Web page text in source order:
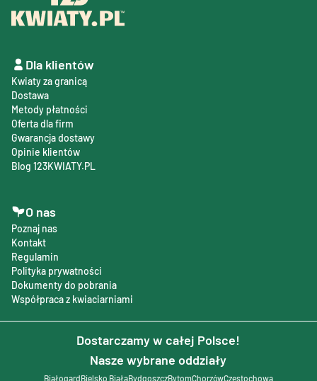
Dla klientów
Kwiaty za granicą
Dostawa
Metody płatności
Oferta dla firm
Gwarancja dostawy
Opinie klientów
Blog 123KWIATY.PL
O nas
Poznaj nas
Kontakt
Regulamin
Polityka prywatności
Dokumenty do pobrania
Współpraca z kwiaciarniami
Dostarczamy w całej Polsce!
Nasze wybrane oddziały
BiałogardBielsko BiałaBydgoszczBytomChorzówCzęstochowa